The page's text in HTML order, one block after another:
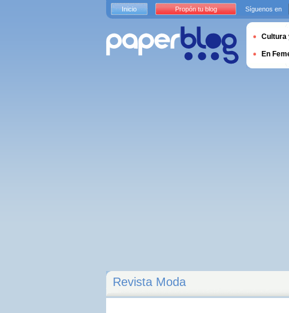
Revista Moda
Inicio Propón tu blog Síguenos en
Cultura
En